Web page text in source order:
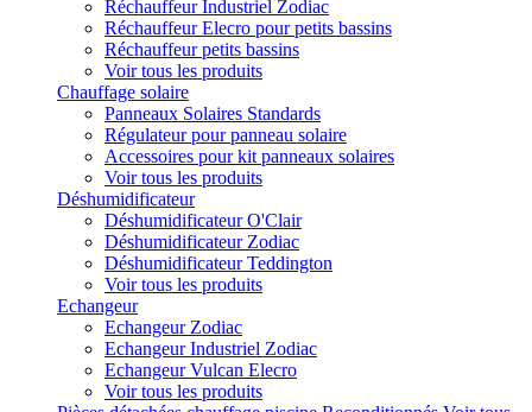
Réchauffeur Industriel Zodiac
Réchauffeur Elecro pour petits bassins
Réchauffeur petits bassins
Voir tous les produits
Chauffage solaire
Panneaux Solaires Standards
Régulateur pour panneau solaire
Accessoires pour kit panneaux solaires
Voir tous les produits
Déshumidificateur
Déshumidificateur O'Clair
Déshumidificateur Zodiac
Déshumidificateur Teddington
Voir tous les produits
Echangeur
Echangeur Zodiac
Echangeur Industriel Zodiac
Echangeur Vulcan Elecro
Voir tous les produits